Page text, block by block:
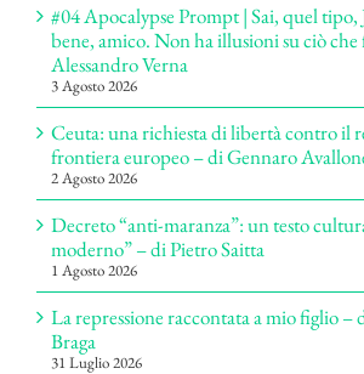
#04 Apocalypse Prompt | Sai, quel tipo,
bene, amico. Non ha illusioni su ciò che
Alessandro Verna
3 Agosto 2026
Ceuta: una richiesta di libertà contro il
frontiera europeo – di Gennaro
2 Agosto 2026
Decreto “anti-maranza”: un testo
moderno” – di Pietro Saitta
1 Agosto 2026
La repressione raccontata a mio figlio –
Braga
31 Luglio 2026